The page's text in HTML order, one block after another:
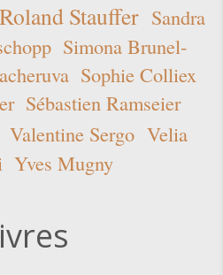
Roland Stauffer Sandra
Simona Brunel-
Sophie Colliex
Sébastien Ramseier
Valentine Sergo Velia
Yves Mugny